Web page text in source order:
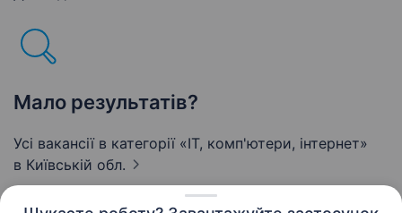
Мало результатів?
Усі вакансії в категорії «IT, комп'ютери, інтернет»
в Київській обл.